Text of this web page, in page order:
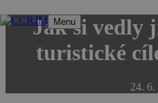
Přeskočit
Menu
Jak si vedly
turistické
24. 6.